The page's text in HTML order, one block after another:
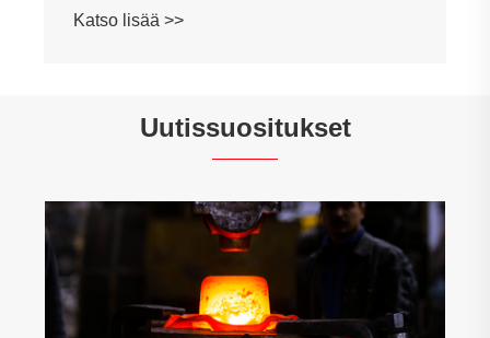
Katso lisää >>
Uutissuositukset